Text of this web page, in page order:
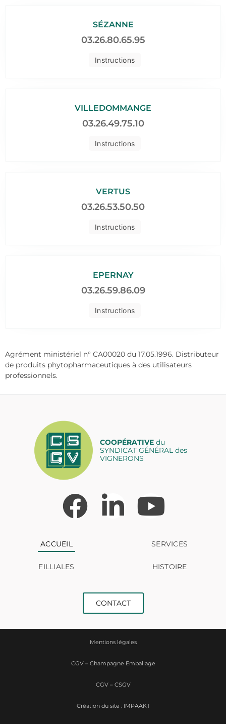
Instructions
SÉZANNE
03.26.80.65.95
Instructions
VILLEDOMMANGE
03.26.49.75.10
Instructions
VERTUS
03.26.53.50.50
Instructions
EPERNAY
03.26.59.86.09
Agrément ministériel n° CA00020 du 17.05.1996. Distributeur
de produits phytopharmaceutiques à des utilisateurs
professionnels.
COOPÉRATIVEdu
SYNDICAT GÉNÉRAL des
VIGNERONS
ACCUEIL SERVICES
FILLIALES HISTOIRE
CONTACT
Mentions légales
CGV – Champagne Emballage
CGV – CSGV
Création du site : IMPAAKT